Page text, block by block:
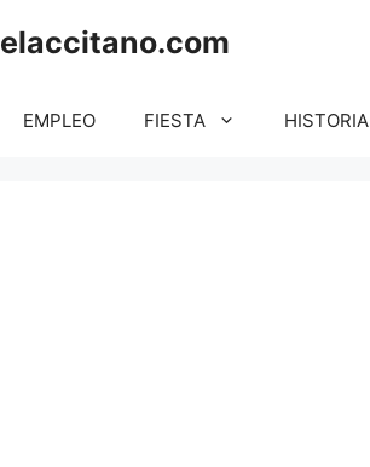
elaccitano.com
EMPLEO FIESTA HISTORIA